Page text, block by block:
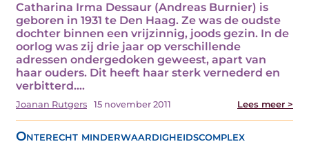
Catharina Irma Dessaur (Andreas Burnier) is
geboren in 1931 te Den Haag. Ze was de oudste
dochter binnen een vrijzinnig, joods gezin. In de
oorlog was zij drie jaar op verschillende
adressen ondergedoken geweest, apart van
haar ouders. Dit heeft haar sterk vernederd en
verbitterd.…
Joanan Rutgers 15 november 2011 Lees meer >
Onterecht minderwaardigheidscomplex